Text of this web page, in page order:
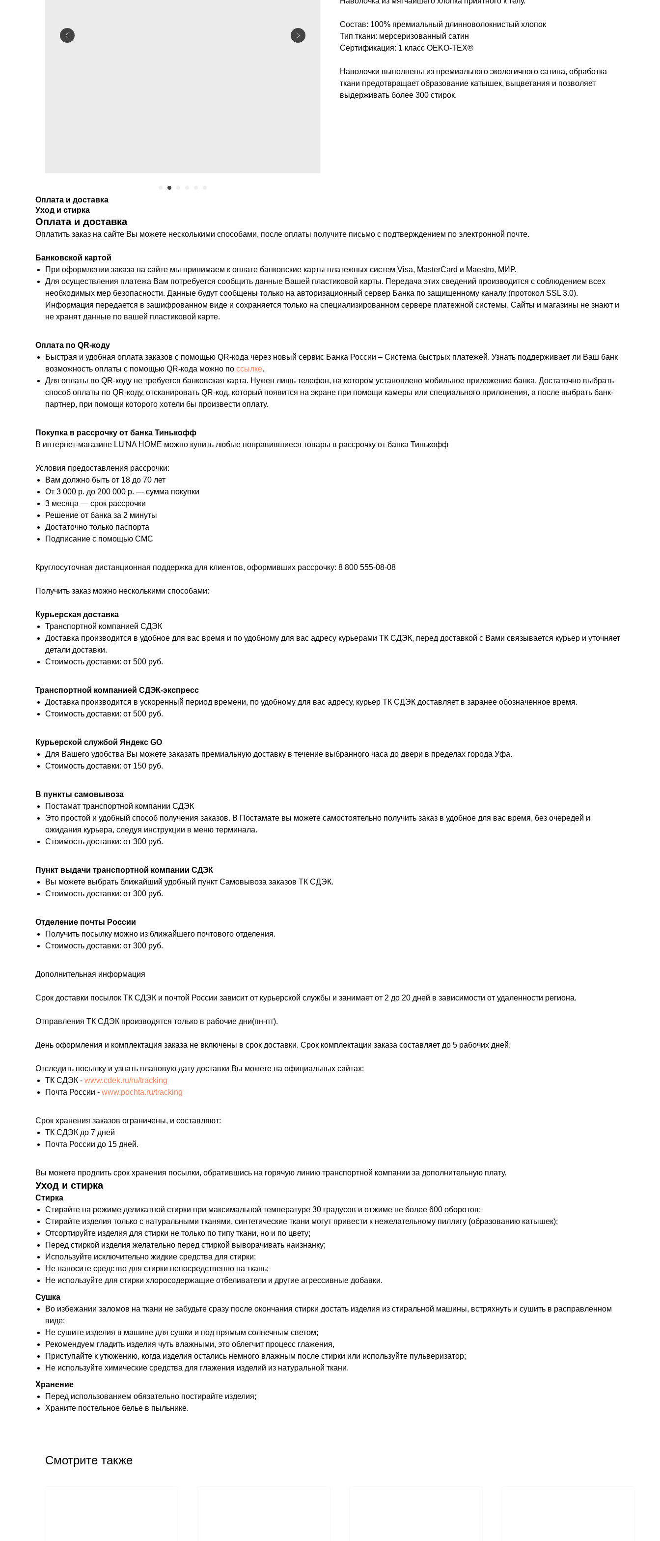
Состав: 100% премиальный длинноволокнистый хлопок
Тип ткани: мерсеризованный сатин
Сертификация: 1 класс OEKO-TEX®
Наволочки выполнены из премиального экологичного сатина, обработка
ткани предотвращает образование катышек, выцветания и позволяет
выдерживать более 300 стирок.
Оплата и доставка
Уход и стирка
Оплата и доставка
Оплатить заказ на сайте Вы можете несколькими способами, после оплаты получите письмо с подтверждением по электронной почте.
Банковской картой
При оформлении заказа на сайте мы принимаем к оплате банковские карты платежных систем Visa, MasterCard и Maestro, МИР.
Для осуществления платежа Вам потребуется сообщить данные Вашей пластиковой карты. Передача этих сведений производится с соблюдением всех
необходимых мер безопасности. Данные будут сообщены только на авторизационный сервер Банка по защищенному каналу (протокол SSL 3.0).
Информация передается в зашифрованном виде и сохраняется только на специализированном сервере платежной системы. Сайты и магазины не знают и
не хранят данные по вашей пластиковой карте.
Оплата по QR-коду
Быстрая и удобная оплата заказов с помощью QR-кода через новый сервис Банка России – Система быстрых платежей. Узнать поддерживает ли Ваш банк
возможность оплаты с помощью QR-кода можно по ссылке.
Для оплаты по QR-коду не требуется банковская карта. Нужен лишь телефон, на котором установлено мобильное приложение банка. Достаточно выбрать
способ оплаты по QR-коду, отсканировать QR-код, который появится на экране при помощи камеры или специального приложения, а после выбрать банк-
партнер, при помощи которого хотели бы произвести оплату.
Покупка в рассрочку от банка Тинькофф
В интернет-магазине LU'NA HOME можно купить любые понравившиеся товары в рассрочку от банка Тинькофф
Условия предоставления рассрочки:
Вам должно быть от 18 до 70 лет
От 3 000 р. до 200 000 р. — сумма покупки
3 месяца — срок рассрочки
Решение от банка за 2 минуты
Достаточно только паспорта
Подписание с помощью СМС
Круглосуточная дистанционная поддержка для клиентов, оформивших рассрочку: 8 800 555-08-08
Получить заказ можно несколькими способами:
Курьерская доставка
Транспортной компанией СДЭК
Доставка производится в удобное для вас время и по удобному для вас адресу курьерами ТК СДЭК, перед доставкой с Вами связывается курьер и уточняет
детали доставки.
Стоимость доставки: от 500 руб.
Транспортной компанией СДЭК-экспресс
Доставка производится в ускоренный период времени, по удобному для вас адресу, курьер ТК СДЭК доставляет в заранее обозначенное время.
Стоимость доставки: от 500 руб.
Курьерской службой Яндекс GO
Для Вашего удобства Вы можете заказать премиальную доставку в течение выбранного часа до двери в пределах города Уфа.
Стоимость доставки: от 150 руб.
В пункты самовывоза
Постамат транспортной компании СДЭК
Это простой и удобный способ получения заказов. В Постамате вы можете самостоятельно получить заказ в удобное для вас время, без очередей и
ожидания курьера, следуя инструкции в меню терминала.
Стоимость доставки: от 300 руб.
Пункт выдачи транспортной компании СДЭК
Вы можете выбрать ближайший удобный пункт Самовывоза заказов ТК СДЭК.
Стоимость доставки: от 300 руб.
Отделение почты России
Получить посылку можно из ближайшего почтового отделения.
Стоимость доставки: от 300 руб.
Дополнительная информация
Срок доставки посылок ТК СДЭК и почтой России зависит от курьерской службы и занимает от 2 до 20 дней в зависимости от удаленности региона.
Отправления ТК СДЭК производятся только в рабочие дни(пн-пт).
День оформления и комплектация заказа не включены в срок доставки. Срок комплектации заказа составляет до 5 рабочих дней.
Отследить посылку и узнать плановую дату доставки Вы можете на официальных сайтах:
ТК СДЭК - www.cdek.ru/ru/tracking
Почта России - www.pochta.ru/tracking
Срок хранения заказов ограничены, и составляют:
ТК СДЭК до 7 дней
Почта России до 15 дней.
Вы можете продлить срок хранения посылки, обратившись на горячую линию транспортной компании за дополнительную плату.
Уход и стирка
Стирка
Стирайте на режиме деликатной стирки при максимальной температуре 30 градусов и отжиме не более 600 оборотов;
Стирайте изделия только с натуральными тканями, синтетические ткани могут привести к нежелательному пиллигу (образованию катышек);
Отсортируйте изделия для стирки не только по типу ткани, но и по цвету;
Перед стиркой изделия желательно перед стиркой выворачивать наизнанку;
Используйте исключительно жидкие средства для стирки;
Не наносите средство для стирки непосредственно на ткань;
Не используйте для стирки хлоросодержащие отбеливатели и другие агрессивные добавки.
Сушка
Во избежании заломов на ткани не забудьте сразу после окончания стирки достать изделия из стиральной машины, встряхнуть и сушить в расправленном
виде;
Не сушите изделия в машине для сушки и под прямым солнечным светом;
Рекомендуем гладить изделия чуть влажными, это облегчит процесс глажения,
Приступайте к утюжению, когда изделия остались немного влажным после стирки или используйте пульверизатор;
Не используйте химические средства для глажения изделий из натуральной ткани.
Хранение
Перед использованием обязательно постирайте изделия;
Храните постельное белье в пыльнике.
Смотрите также